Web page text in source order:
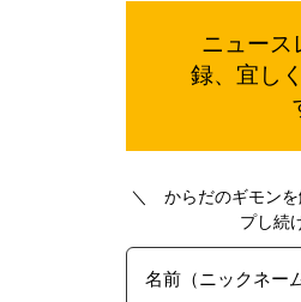
ニュース
録、宜しく
＼ からだのギモンを
プし続